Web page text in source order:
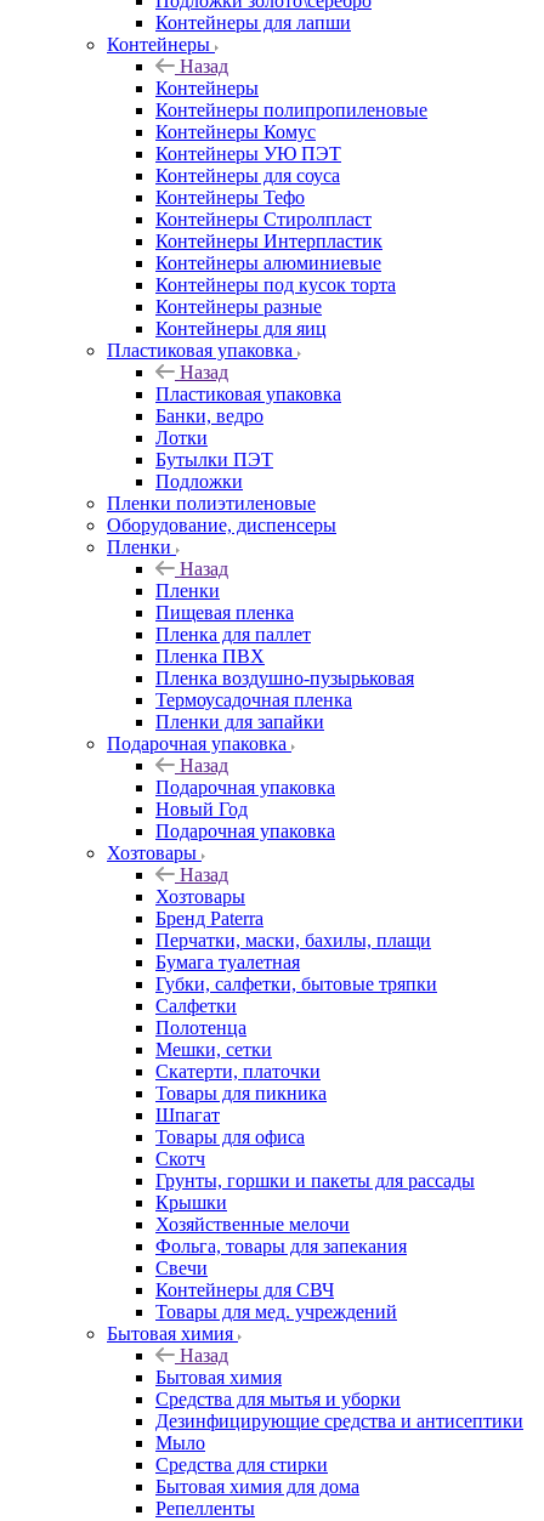
Контейнеры для лапши
Контейнеры
Назад
Контейнеры
Контейнеры полипропиленовые
Контейнеры Комус
Контейнеры УЮ ПЭТ
Контейнеры для соуса
Контейнеры Тефо
Контейнеры Стиролпласт
Контейнеры Интерпластик
Контейнеры алюминиевые
Контейнеры под кусок торта
Контейнеры разные
Контейнеры для яиц
Пластиковая упаковка
Назад
Пластиковая упаковка
Банки, ведро
Лотки
Бутылки ПЭТ
Подложки
Пленки полиэтиленовые
Оборудование, диспенсеры
Пленки
Назад
Пленки
Пищевая пленка
Пленка для паллет
Пленка ПВХ
Пленка воздушно-пузырьковая
Термоусадочная пленка
Пленки для запайки
Подарочная упаковка
Назад
Подарочная упаковка
Новый Год
Подарочная упаковка
Хозтовары
Назад
Хозтовары
Бренд Paterra
Перчатки, маски, бахилы, плащи
Бумага туалетная
Губки, салфетки, бытовые тряпки
Салфетки
Полотенца
Мешки, сетки
Скатерти, платочки
Товары для пикника
Шпагат
Товары для офиса
Скотч
Грунты, горшки и пакеты для рассады
Крышки
Хозяйственные мелочи
Фольга, товары для запекания
Свечи
Контейнеры для СВЧ
Товары для мед. учреждений
Бытовая химия
Назад
Бытовая химия
Средства для мытья и уборки
Дезинфицирующие средства и антисептики
Мыло
Средства для стирки
Бытовая химия для дома
Репелленты